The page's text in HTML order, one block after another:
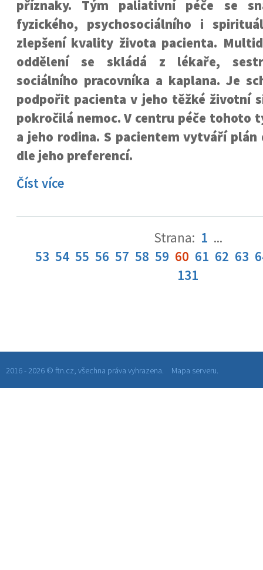
příznaky. Tým paliativní péče se
fyzického, psychosociálního i
zlepšení kvality života pacienta.
oddělení se skládá z lékaře,
sociálního pracovníka a kaplana. Je
podpořit pacienta v jeho těžké životní
pokročilá nemoc. V centru péče tohoto
a jeho rodina. S pacientem vytváří plán
dle jeho preferencí.
Číst více
Strana: 1 ...
53 54 55 56 57 58 59 60 61 62 63
131
2016 - 2026 © ftn.cz, všechna práva vyhrazena. Mapa serveru.